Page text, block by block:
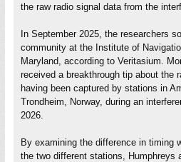
the raw radio signal data from the
In September 2025, the researchers
community at the Institute of
Maryland, according to Veritasium.
received a breakthrough tip about the
having been captured by stations in
Trondheim, Norway, during an
2026.
By examining the difference in timing
the two different stations, Humphreys